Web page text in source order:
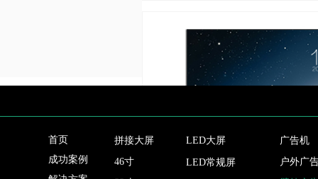
3、内置All-in-one集成技术，音视频一体化
4、内置成熟的软件应用无线投屏、小屏控
5、简单易用，可遥控操作实现亮度、音量
首页
成功案例
拼接大屏
46寸
LED大屏
LED常规屏
广告机
户外广